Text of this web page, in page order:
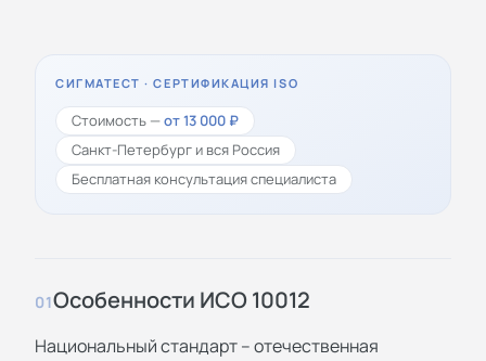
СИГМАТЕСТ · СЕРТИФИКАЦИЯ ISO
Стоимость —от 13 000 ₽
Санкт-Петербург и вся Россия
Бесплатная консультация специалиста
01Особенности ИСО 10012
Национальный стандарт – отечественная